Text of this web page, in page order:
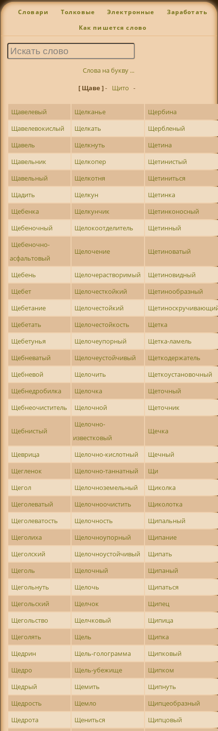
Словари Толковые Электронные Заработать
Как пишется слово
Слова на букву ...
[ Щаве ]- Щито -
Щавелевый Щелканье
Щербина
Щавелевокислый
Щелкать
Щербленый
Щавель
Щелкнуть
Щетина
Щавельник
Щелкопер
Щетинистый
Щавельный
Щелкотня
Щетиниться
Щадить
Щелкун
Щетинка
Щебенка
Щелкунчик
Щетинконосный
Щебеночный
Щелокоотделитель
Щетинный
Щебеночно-
асфальтовый
Щелочение Щетиноватый
Щебень Щелочерастворимый
Щетиновидный
Щебет
Щелочесткойкий
Щетинообразный
Щебетание
Щелочестойкий
Щебетать
Щелочестойкость
Щетка
Щебетунья
Щелочеупорный
Щетка-ламель
Щебневатый
Щелочеустойчивый
Щеткодержатель
Щебневой
Щелочить
Щеткоустановочный
Щебнедробилка
Щелочка
Щеточный
Щебнеочиститель
Щелочной Щеточник
Щебнистый
Щелочно-
известковый
Щечка
Щеврица Щелочно-кислотный
Щечный
Щегленок
Щелочно-таннатный
Щи
Щегол
Щелочноземельный
Щиколка
Щеголеватый
Щелочноочистить
Щиколотка
Щеголеватость
Щелочность
Щипальный
Щеголиха
Щелочноупорный
Щипание
Щеголский
Щелочноустойчивый
Щипать
Щеголь
Щелочный
Щипаный
Щегольнуть
Щелочь
Щипаться
Щегольский
Щелчок
Щипец
Щегольство
Щелчковый
Щипица
Щеголять
Щель
Щипка
Щедрин
Щель-голограмма
Щипковый
Щедро
Щель-убежище
Щипком
Щедрый
Щемить
Щипнуть
Щедрость
Щемло
Щипцеобразный
Щедрота
Щениться
Щипцовый